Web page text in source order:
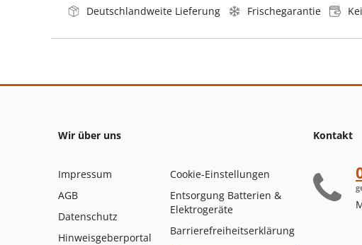
Deutschlandweite Lieferung Frischegarantie
Wir über uns
Impressum
AGB
Datenschutz
Hinweisgeberportal
Cookie-Einstellungen
Entsorgung Batterien &
Elektrogeräte
Barrierefreiheitserklärung
Kontakt